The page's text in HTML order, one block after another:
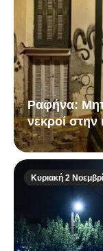
Ραφήνα:
νεκροί στην
Κυριακή 2